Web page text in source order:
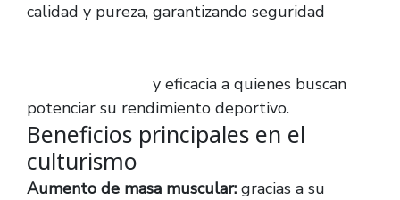
calidad y pureza, garantizando seguridad
y eficacia a quienes buscan
potenciar su rendimiento deportivo.
Beneficios principales en el
culturismo
Aumento de masa muscular: gracias a su